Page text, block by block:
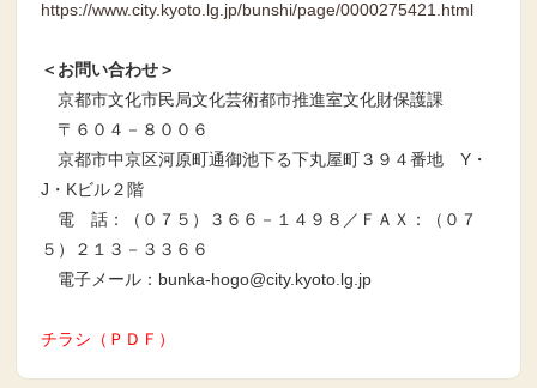
https://www.city.kyoto.lg.jp/bunshi/page/0000275421.html
＜お問い合わせ＞
京都市文化市民局文化芸術都市推進室文化財保護課
〒６０４－８００６
京都市中京区河原町通御池下る下丸屋町３９４番地 Y・
J・Kビル２階
電 話：（０７５）３６６－１４９８／ＦＡＸ：（０７
５）２１３－３３６６
電子メール：bunka-hogo@city.kyoto.lg.jp
チラシ（ＰＤＦ）